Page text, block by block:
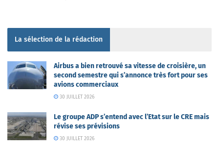
La sélection de la rédaction
Airbus a bien retrouvé sa vitesse de croisière, un
second semestre qui s’annonce très fort pour ses
avions commerciaux
30 JUILLET 2026
Le groupe ADP s’entend avec l’Etat sur le CRE mais
révise ses prévisions
30 JUILLET 2026